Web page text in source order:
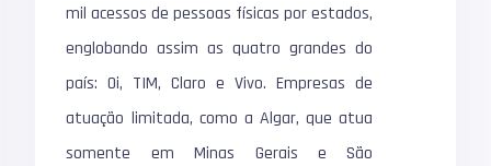
mil acessos de pessoas físicas por estados,
englobando assim as quatro grandes do
país: Oi, TIM, Claro e Vivo. Empresas de
atuação limitada, como a Algar, que atua
somente em Minas Gerais e São